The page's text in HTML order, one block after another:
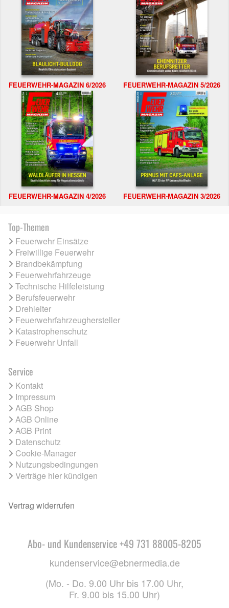
FEUERWEHR-MAGAZIN 6/2026 FEUERWEHR-MAGAZIN 5/2026
FEUERWEHR-MAGAZIN 4/2026 FEUERWEHR-MAGAZIN 3/2026
Top-Themen
Feuerwehr Einsätze
Freiwillige Feuerwehr
Brandbekämpfung
Feuerwehrfahrzeuge
Technische Hilfeleistung
Berufsfeuerwehr
Drehleiter
Feuerwehrfahrzeughersteller
Katastrophenschutz
Feuerwehr Unfall
Service
Kontakt
Impressum
AGB Shop
AGB Online
AGB Print
Datenschutz
Cookie-Manager
Nutzungsbedingungen
Verträge hier kündigen
Vertrag widerrufen
Abo- und Kundenservice +49 731 88005-8205
kundenservice@ebnermedia.de
(Mo. - Do. 9.00 Uhr bis 17.00 Uhr,
Fr. 9.00 bis 15.00 Uhr)